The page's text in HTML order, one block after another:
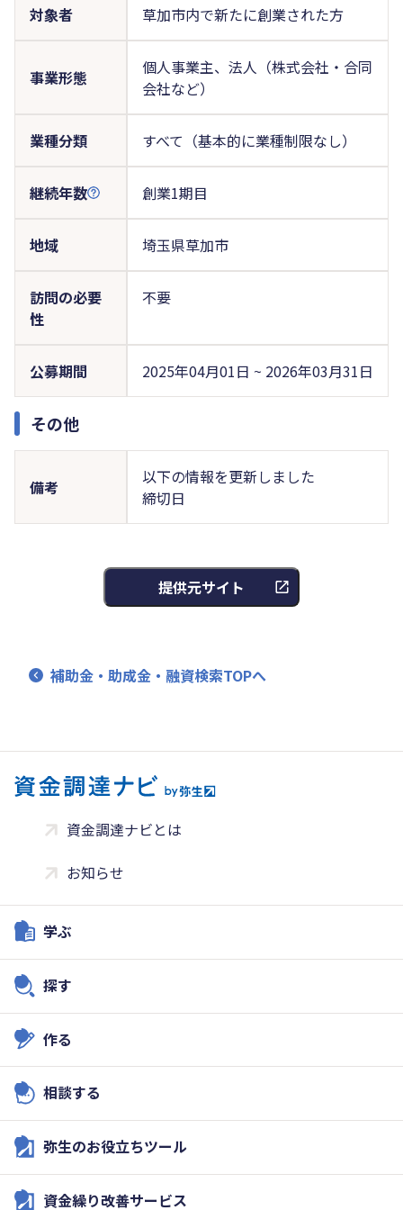
対象者 草加市内で新たに創業された方
事業形態
個人事業主、法人（株式会社・合同
会社など）
業種分類 すべて（基本的に業種制限なし）
継続年数 創業1期目
地域 埼玉県草加市
訪問の必要
性
不要
公募期間 2025年04月01日 ~ 2026年03月31日
その他
備考
以下の情報を更新しました
締切日
提供元サイト
補助金・助成金・融資検索TOPへ
資金調達ナビとは
お知らせ
学ぶ
探す
作る
相談する
弥生のお役立ちツール
資金繰り改善サービス